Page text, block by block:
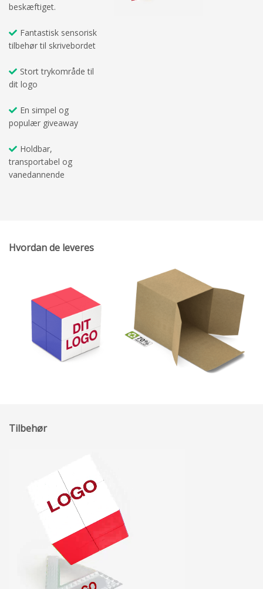
beskæftiget.
Fantastisk sensorisk
tilbehør til skrivebordet
Stort trykområde til
dit logo
En simpel og
populær giveaway
Holdbar,
transportabel og
vanedannende
Hvordan de leveres
Tilbehør